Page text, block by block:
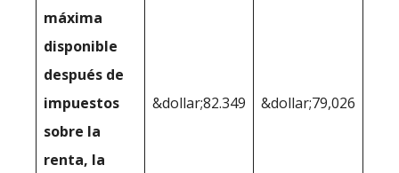
máxima
disponible
después de
impuestos
sobre la
renta, la
&dollar;82.349 &dollar;79,026